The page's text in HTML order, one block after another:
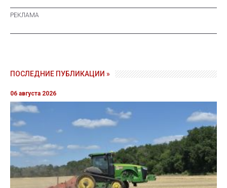
ПОСЛЕДНИЕ ПУБЛИКАЦИИ »
06 августа 2026